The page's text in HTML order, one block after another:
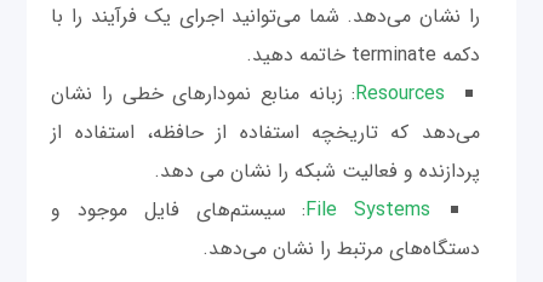
را نشان می‌دهد. شما می‌توانید اجرای یک فرآیند را با
دکمه terminate خاتمه دهید.
Resources: زبانه منابع نمودارهای خطی را نشان
می‌دهد که تاریخچه استفاده از حافظه، استفاده از
پردازنده و فعالیت شبکه را نشان می دهد.
File Systems: سیستم‌های فایل موجود و
دستگاه‌های مرتبط را نشان می‌دهد.